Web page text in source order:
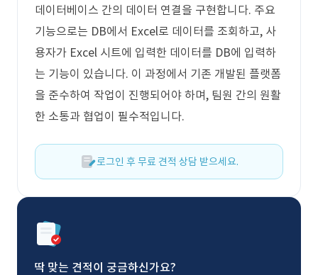
데이터베이스 간의 데이터 연결을 구현합니다. 주요
기능으로는 DB에서 Excel로 데이터를 조회하고, 사
용자가 Excel 시트에 입력한 데이터를 DB에 입력하
는 기능이 있습니다. 이 과정에서 기존 개발된 플랫폼
을 준수하여 작업이 진행되어야 하며, 팀원 간의 원활
한 소통과 협업이 필수적입니다.
로그인 후 무료 견적 상담 받으세요.
딱 맞는 견적이 궁금하신가요?